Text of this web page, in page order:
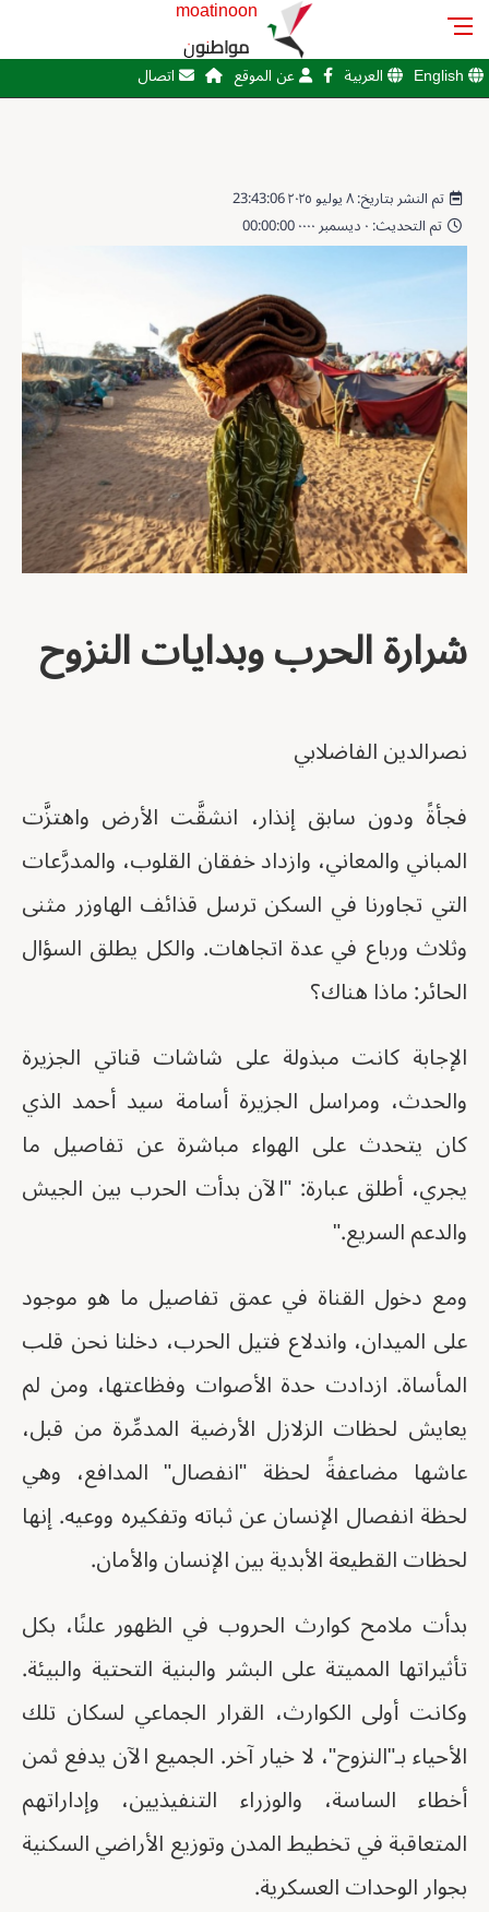
moatinoon
مواطنون
English العربية عن الموقع اتصال
تم النشر بتاريخ: ٨ يوليو ٢٠٢٥ 23:43:06
تم التحديث: ٠ ديسمبر ٠٠٠٠ 00:00:00
شرارة الحرب وبدايات النزوح
نصرالدين الفاضلابي
فجأةً ودون سابق إنذار، انشقَّت الأرض واهتزَّت
المباني والمعاني، وازداد خفقان القلوب، والمدرَّعات
التي تجاورنا في السكن ترسل قذائف الهاوزر مثنى
وثلاث ورباع في عدة اتجاهات. والكل يطلق السؤال
الحائر: ماذا هناك؟
الإجابة كانت مبذولة على شاشات قناتي الجزيرة
والحدث، ومراسل الجزيرة أسامة سيد أحمد الذي
كان يتحدث على الهواء مباشرة عن تفاصيل ما
يجري، أطلق عبارة: "الآن بدأت الحرب بين الجيش
والدعم السريع."
ومع دخول القناة في عمق تفاصيل ما هو موجود
على الميدان، واندلاع فتيل الحرب، دخلنا نحن قلب
المأساة. ازدادت حدة الأصوات وفظاعتها، ومن لم
يعايش لحظات الزلازل الأرضية المدمِّرة من قبل،
عاشها مضاعفةً لحظة "انفصال" المدافع، وهي
لحظة انفصال الإنسان عن ثباته وتفكيره ووعيه. إنها
لحظات القطيعة الأبدية بين الإنسان والأمان.
بدأت ملامح كوارث الحروب في الظهور علنًا، بكل
تأثيراتها المميتة على البشر والبنية التحتية والبيئة.
وكانت أولى الكوارث، القرار الجماعي لسكان تلك
الأحياء بـ"النزوح"، لا خيار آخر. الجميع الآن يدفع ثمن
أخطاء الساسة، والوزراء التنفيذيين، وإداراتهم
المتعاقبة في تخطيط المدن وتوزيع الأراضي السكنية
بجوار الوحدات العسكرية.